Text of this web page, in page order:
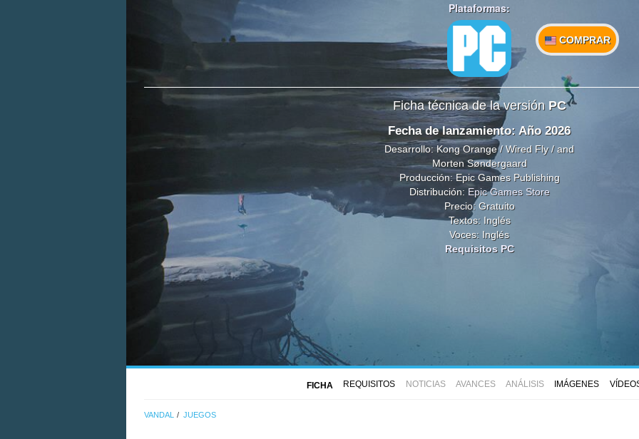
Plataformas:
COMPRAR
Ficha técnica de la versión PC
Fecha de lanzamiento: Año 2026
Desarrollo: Kong Orange / Wired Fly / and
Morten Søndergaard
Producción: Epic Games Publishing
Distribución: Epic Games Store
Precio: Gratuito
Textos: Inglés
Voces: Inglés
Requisitos PC
FICHA REQUISITOS NOTICIAS AVANCES ANÁLISIS IMÁGENES
VANDAL JUEGOS